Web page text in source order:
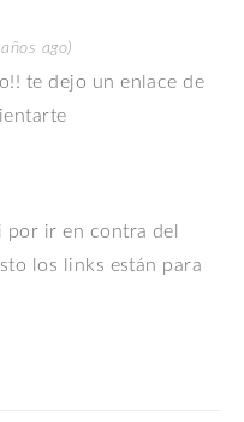
ago)
te dejo un enlace de
por ir en contra del
los links están para